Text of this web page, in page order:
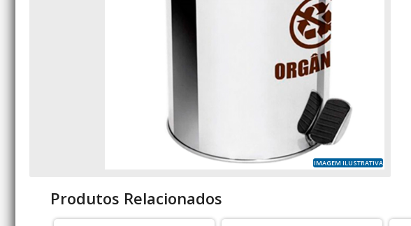
IMAGEM ILUSTRATIVA
Produtos Relacionados